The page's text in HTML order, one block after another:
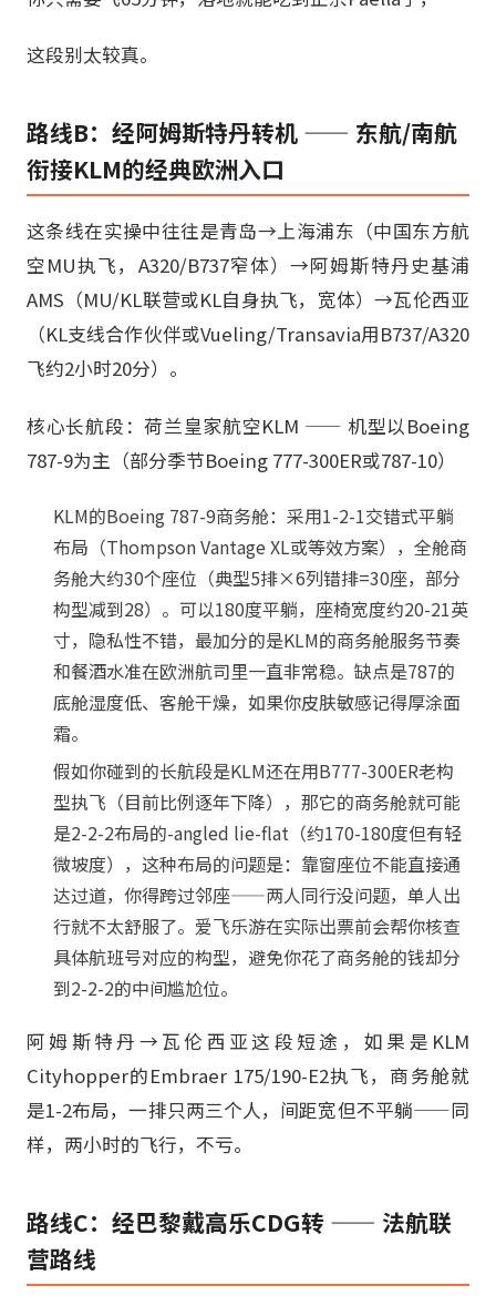
这段别太较真。
路线B：经阿姆斯特丹转机 —— 东航/南航
衔接KLM的经典欧洲入口
这条线在实操中往往是青岛→上海浦东（中国东方航
空MU执飞，A320/B737窄体）→阿姆斯特丹史基浦
AMS（MU/KL联营或KL自身执飞，宽体）→瓦伦西亚
（KL支线合作伙伴或Vueling/Transavia用B737/A320
飞约2小时20分）。
核心长航段：荷兰皇家航空KLM —— 机型以Boeing
787-9为主（部分季节Boeing 777-300ER或787-10）
KLM的Boeing 787-9商务舱：采用1-2-1交错式平躺
布局（Thompson Vantage XL或等效方案），全舱商
务舱大约30个座位（典型5排×6列错排=30座，部分
构型减到28）。可以180度平躺，座椅宽度约20-21英
寸，隐私性不错，最加分的是KLM的商务舱服务节奏
和餐酒水准在欧洲航司里一直非常稳。缺点是787的
底舱湿度低、客舱干燥，如果你皮肤敏感记得厚涂面
霜。
假如你碰到的长航段是KLM还在用B777-300ER老构
型执飞（目前比例逐年下降），那它的商务舱就可能
是2-2-2布局的-angled lie-flat（约170-180度但有轻
微坡度），这种布局的问题是：靠窗座位不能直接通
达过道，你得跨过邻座——两人同行没问题，单人出
行就不太舒服了。爱飞乐游在实际出票前会帮你核查
具体航班号对应的构型，避免你花了商务舱的钱却分
到2-2-2的中间尴尬位。
阿姆斯特丹→瓦伦西亚这段短途，如果是KLM
Cityhopper的Embraer 175/190-E2执飞，商务舱就
是1-2布局，一排只两三个人，间距宽但不平躺——同
样，两小时的飞行，不亏。
路线C：经巴黎戴高乐CDG转 —— 法航联
营路线